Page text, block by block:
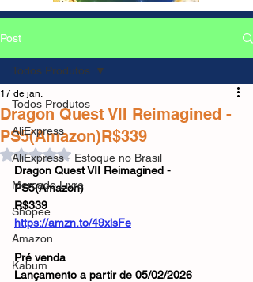
Post
Todos Produtos
AliExpress
AliExpress - Estoque no Brasil
Mercado Livre
Shopee
Amazon
Kabum
Todos Produtos
Dragon Quest VII Reimagined -
PS5(Amazon)R$339
17 de jan.
Avaliado com NaN de 5 estrelas.
Dragon Quest VII Reimagined -
PS5(Amazon)
R$339
https://amzn.to/49xlsFe
Pré venda
Lançamento a partir de 05/02/2026